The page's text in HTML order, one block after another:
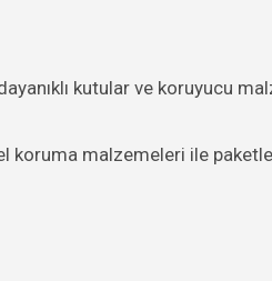
kutular ve koruyucu
koruma malzemeleri ile